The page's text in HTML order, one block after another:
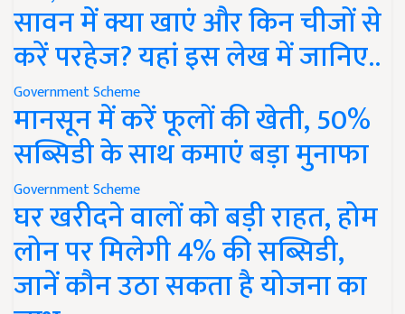
सावन में क्या खाएं और किन चीजों से
करें परहेज? यहां इस लेख में जानिए..
Government Scheme
मानसून में करें फूलों की खेती, 50%
सब्सिडी के साथ कमाएं बड़ा मुनाफा
Government Scheme
घर खरीदने वालों को बड़ी राहत, होम
लोन पर मिलेगी 4% की सब्सिडी,
जानें कौन उठा सकता है योजना का